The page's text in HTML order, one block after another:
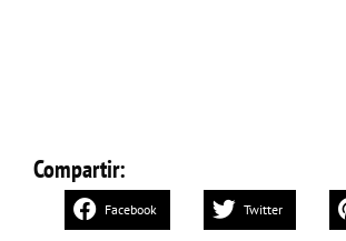
Compartir:
Facebook Twitter